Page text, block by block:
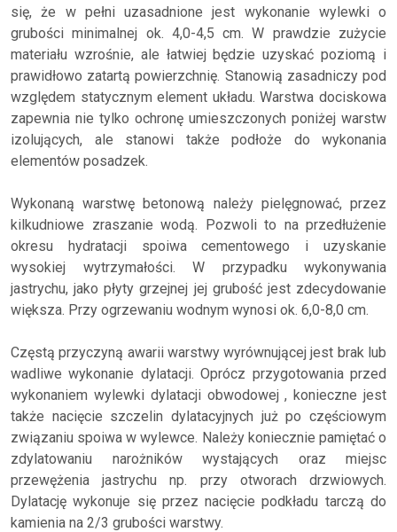
się, że w pełni uzasadnione jest wykonanie wylewki o
grubości minimalnej ok. 4,0-4,5 cm. W prawdzie zużycie
materiału wzrośnie, ale łatwiej będzie uzyskać poziomą i
prawidłowo zatartą powierzchnię. Stanowią zasadniczy pod
względem statycznym element układu. Warstwa dociskowa
zapewnia nie tylko ochronę umieszczonych poniżej warstw
izolujących, ale stanowi także podłoże do wykonania
elementów posadzek.
Wykonaną warstwę betonową należy pielęgnować, przez
kilkudniowe zraszanie wodą. Pozwoli to na przedłużenie
okresu hydratacji spoiwa cementowego i uzyskanie
wysokiej wytrzymałości. W przypadku wykonywania
jastrychu, jako płyty grzejnej jej grubość jest zdecydowanie
większa. Przy ogrzewaniu wodnym wynosi ok. 6,0-8,0 cm.
Częstą przyczyną awarii warstwy wyrównującej jest brak lub
wadliwe wykonanie dylatacji. Oprócz przygotowania przed
wykonaniem wylewki dylatacji obwodowej , konieczne jest
także nacięcie szczelin dylatacyjnych już po częściowym
związaniu spoiwa w wylewce. Należy koniecznie pamiętać o
zdylatowaniu narożników wystających oraz miejsc
przewężenia jastrychu np. przy otworach drzwiowych.
Dylatację wykonuje się przez nacięcie podkładu tarczą do
kamienia na 2/3 grubości warstwy.